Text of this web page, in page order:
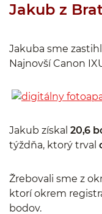
Jakub z
Jakuba sme
Najnovší Canon
Jakub získal 20,6
týždňa, ktorý trval
Žrebovali sme z
ktorí okrem
bodov.